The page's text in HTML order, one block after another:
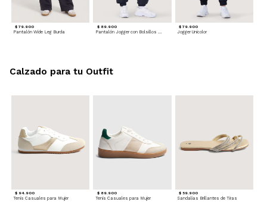
$ 79.900
Pantalón Wide Leg Burda
$ 89.900 $ 79.900
Jogger Unicolor
$ 94.900
Tenis Casuales para Mujer
$ 89.900
Tenis Casuales para Mujer
$ 59.900
Sandalias Brillantes de Tiras
Calzado para tu Outfit